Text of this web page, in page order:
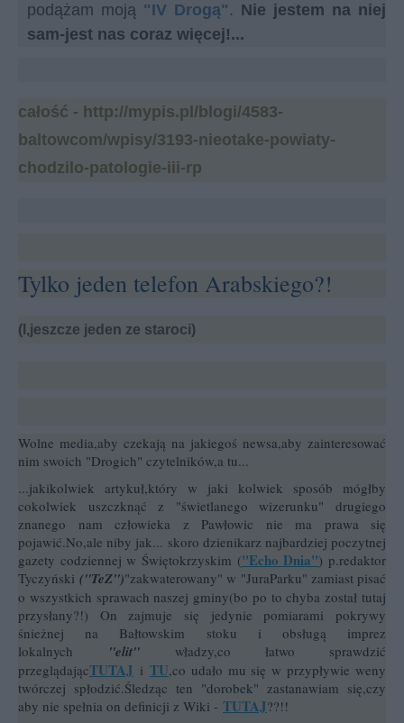
podążam moją "IV Drogą" . Nie jestem na niej
sam-jest nas coraz więcej!...
całość - http://mypis.pl/blogi/4583-
baltowcom/wpisy/3193-nieotake-powiaty-
chodzilo-patologie-iii-rp
Tylko jeden telefon Arabskiego?!
(I,jeszcze jeden ze staroci)
Wolne media,aby czekają na jakiegoś newsa,aby zainteresować
nim swoich "Drogich" czytelników,a tu...
...jakikolwiek artykuł,który w jaki kolwiek sposób mógłby
cokolwiek uszczknąć z "świetlanego wizerunku" drugiego
znanego nam człowieka z Pawłowic nie ma prawa się
pojawić.No,ale niby jak... skoro dzienikarz najbardziej poczytnej
gazety codziennej w Świętokrzyskim ("Echo Dnia") p.redaktor
Tyczyński("TeZ")"zakwaterowany" w "JuraParku" zamiast pisać
o wszystkich sprawach naszej gminy(bo po to chyba został tutaj
przysłany?!) On zajmuje się jedynie pomiarami pokrywy
śnieżnej na Bałtowskim stoku i obsługą imprez
lokalnych "elit" władzy,co łatwo sprawdzić
przeglądającTUTAJ i TU,co udało mu się w przypływie weny
twórczej spłodzić.Śledząc ten "dorobek" zastanawiam się,czy
aby nie spełnia on definicji z Wiki - TUTAJ??!!